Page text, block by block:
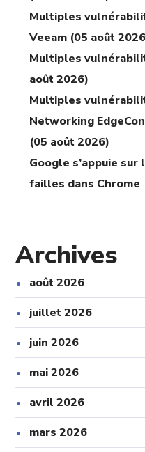
Multiples
Veeam (05 août
Multiples
août 2026)
Multiples
Networking
(05 août 2026)
Google s’appuie sur
failles dans Chrome
Archives
août 2026
juillet 2026
juin 2026
mai 2026
avril 2026
mars 2026